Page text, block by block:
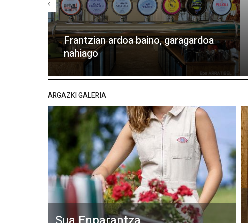
Frantzian ardoa baino, garagardoa
nahiago
ARGAZKI GALERIA